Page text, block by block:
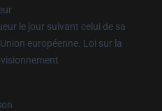
le jour suivant celui de sa
européenne. Loi sur la